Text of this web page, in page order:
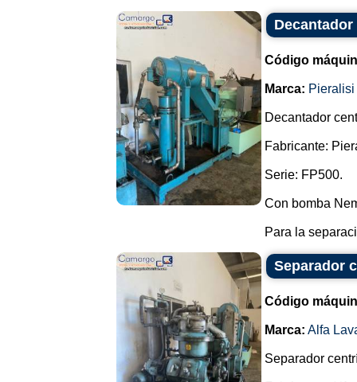
Código
Marca: Pieralisi
Decantador
Fabricante:
Serie: FP500.
Con bomba
Para la
Separador
Código
Marca: Alfa
Separador